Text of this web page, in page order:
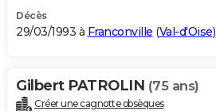
Décès
29/03/1993 à Franconville (Val-d'Oise)
Gilbert PATROLIN (75 ans)
Créer une cagnotte obsèques